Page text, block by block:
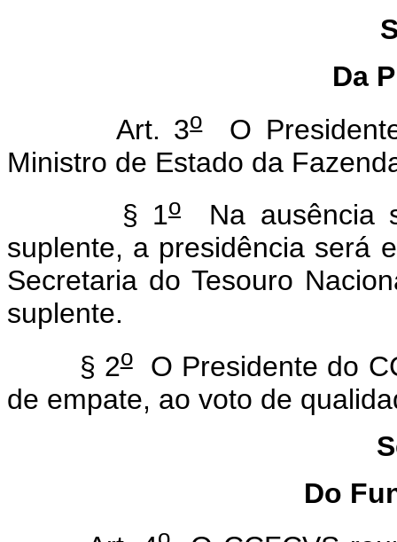
Da
Art. 3oO Presidente
Ministro de Estado da
§ 1o Na ausência
suplente, a presidência será
Secretaria do Tesouro
suplente.
§ 2oO Presidente do
de empate, ao voto de
Do